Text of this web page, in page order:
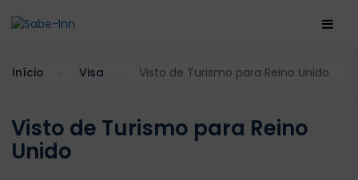
Início Visa Visto de Turismo para Reino Unido
Visto de Turismo para Reino
Unido